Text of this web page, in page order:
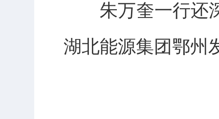
朱万奎一行还深
湖北能源集团鄂州